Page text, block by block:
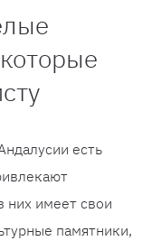
есть
них имеет свои
памятники,